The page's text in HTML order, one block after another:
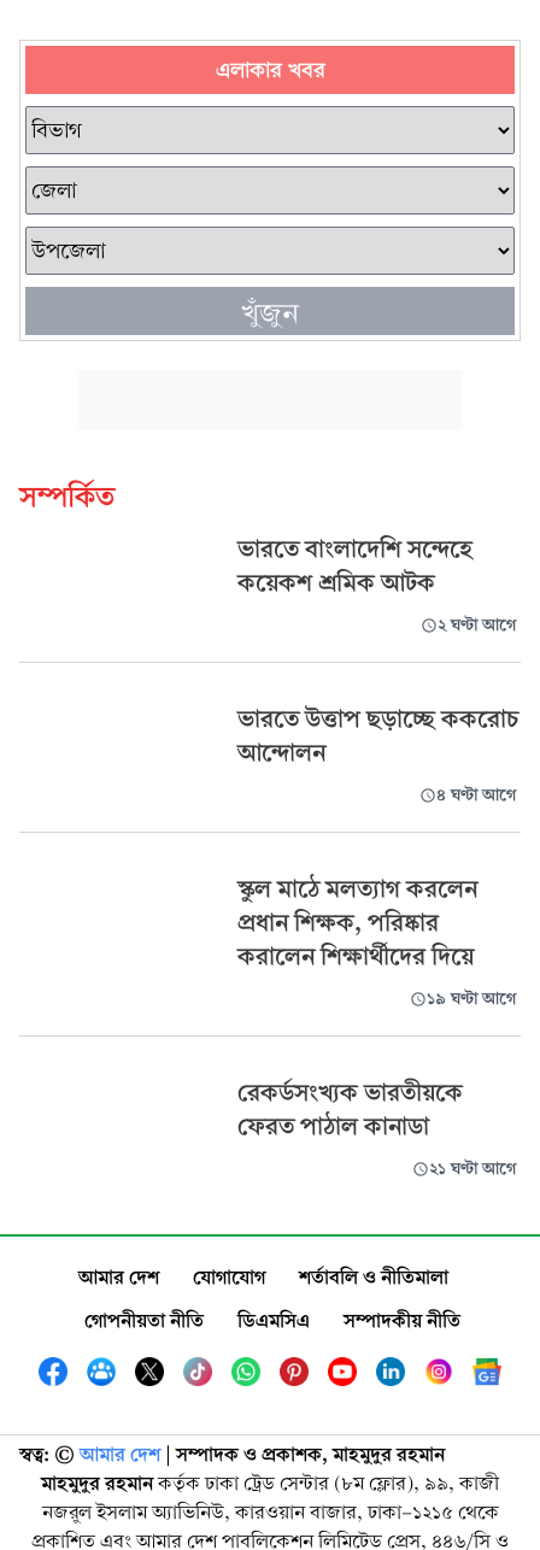
এলাকার খবর
খুঁজুন
সম্পর্কিত
ভারতে বাংলাদেশি সন্দেহে
কয়েকশ শ্রমিক আটক
২ ঘণ্টা আগে
ভারতে উত্তাপ ছড়াচ্ছে ককরোচ
আন্দোলন
৪ ঘণ্টা আগে
স্কুল মাঠে মলত্যাগ করলেন
প্রধান শিক্ষক, পরিষ্কার
করালেন শিক্ষার্থীদের দিয়ে
১৯ ঘণ্টা আগে
রেকর্ডসংখ্যক ভারতীয়কে
ফেরত পাঠাল কানাডা
২১ ঘণ্টা আগে
আমার দেশ যোগাযোগ
শর্তাবলি ও নীতিমালা
গোপনীয়তা নীতি
ডিএমসিএ সম্পাদকীয় নীতি
স্বত্ব: ©️ আমার দেশ| সম্পাদক ও প্রকাশক, মাহমুদুর রহমান
মাহমুদুর রহমানকর্তৃক ঢাকা ট্রেড সেন্টার (৮ম ফ্লোর), ৯৯, কাজী
নজরুল ইসলাম অ্যাভিনিউ, কারওয়ান বাজার, ঢাকা-১২১৫ থেকে
প্রকাশিত এবং আমার দেশ পাবলিকেশন লিমিটেড প্রেস, ৪৪৬/সি ও